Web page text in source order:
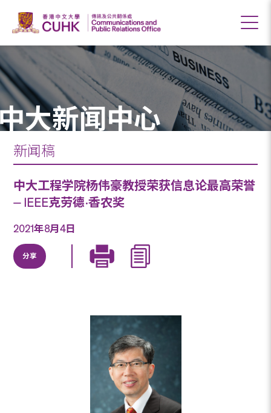
大新闻中心
新闻稿
中大工程学院杨伟豪教授荣获信息论最高荣誉
⏤ IEEE克劳德•香农奖
2021年8月4日
分享